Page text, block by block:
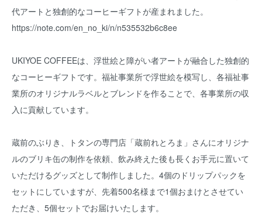
代アートと独創的なコーヒーギフトが産まれました。
https://note.com/en_no_ki/n/n535532b6c8ee
UKIYOE COFFEEは、浮世絵と障がい者アートが融合した独創的
なコーヒーギフトです。福祉事業所で浮世絵を模写し、各福祉事
業所のオリジナルラベルとブレンドを作ることで、各事業所の収
入に貢献しています。
蔵前のぶりき、トタンの専門店「蔵前れとろま」さんにオリジナ
ルのブリキ缶の制作を依頼、飲み終えた後も長くお手元に置いて
いただけるグッズとして制作しました。4個のドリップパックを
セットにしていますが、先着500名様まで1個おまけとさせてい
ただき、5個セットでお届けいたします。